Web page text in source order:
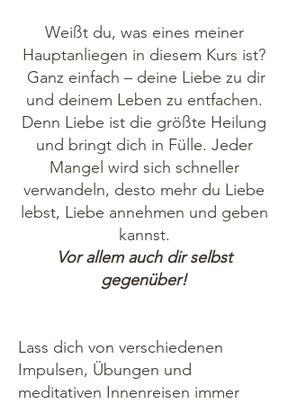
Weißt du, was eines meiner
Hauptanliegen in diesem Kurs ist?
Ganz einfach – deine Liebe zu dir
und deinem Leben zu entfachen.
Denn Liebe ist die größte Heilung
und bringt dich in Fülle. Jeder
Mangel wird sich schneller
verwandeln, desto mehr du Liebe
lebst, Liebe annehmen und geben
kannst.
Vor allem auch dir selbst
gegenüber!
Lass dich von verschiedenen
Impulsen, Übungen und
meditativen Innenreisen immer